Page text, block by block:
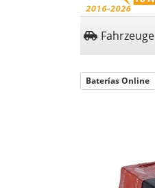
Fahrzeuge
Baterías Online